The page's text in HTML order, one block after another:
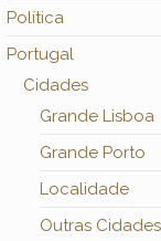
Política
Portugal
Cidades
Grande Lisboa
Grande Porto
Localidade
Outras Cidades